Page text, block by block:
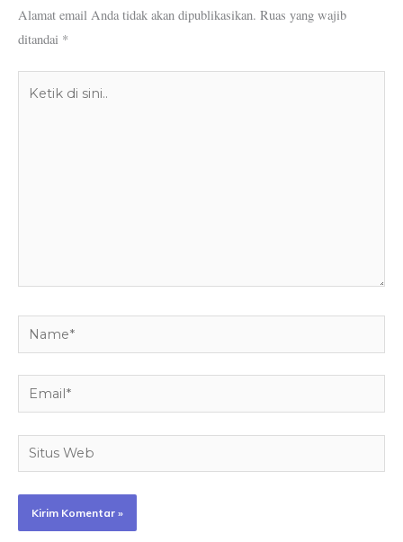
Alamat email Anda tidak akan dipublikasikan. Ruas yang wajib
ditandai *
Name*
Email*
Situs
Web